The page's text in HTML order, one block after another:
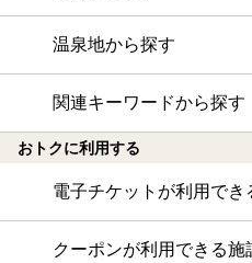
温泉地から探す
関連キーワードから探す
おトクに利用する
電子チケットが利用でき
クーポンが利用できる施